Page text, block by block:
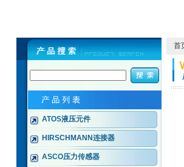
ATOS液压元件
HIRSCHMANN连接器
ASCO压力传感器
首